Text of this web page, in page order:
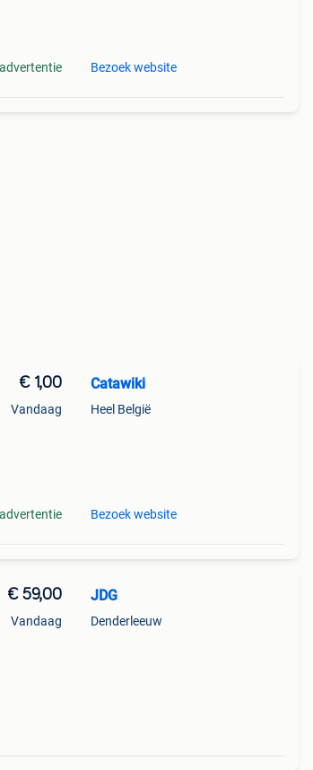
Bezoek website
€ 1,00
Vandaag
Catawiki
Heel België
Bezoek website
€ 59,00
Vandaag
JDG
Denderleeuw